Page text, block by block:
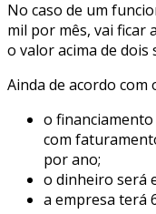
No caso de um
mil por mês, vai ficar
o valor acima de dois
Ainda de acordo com
o
com
por ano;
o dinheiro será
a empresa terá